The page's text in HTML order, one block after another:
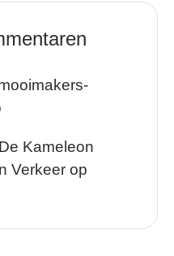
Kameleon
Verkeer op